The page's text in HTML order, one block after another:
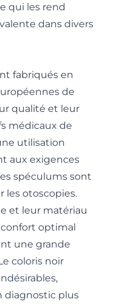
qui les rend
dans divers
fabriqués en
de
qualité et leur
médicaux de
utilisation
aux exigences
spéculums sont
les otoscopies.
et leur matériau
optimal
une grande
coloris noir
diagnostic plus